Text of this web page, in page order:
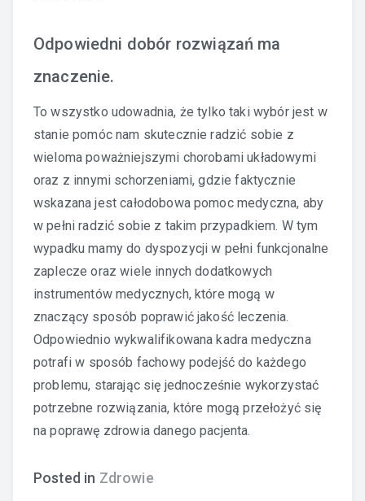
Odpowiedni dobór rozwiązań ma
znaczenie.
To wszystko udowadnia, że tylko taki wybór jest w
stanie pomóc nam skutecznie radzić sobie z
wieloma poważniejszymi chorobami układowymi
oraz z innymi schorzeniami, gdzie faktycznie
wskazana jest całodobowa pomoc medyczna, aby
w pełni radzić sobie z takim przypadkiem. W tym
wypadku mamy do dyspozycji w pełni funkcjonalne
zaplecze oraz wiele innych dodatkowych
instrumentów medycznych, które mogą w
znaczący sposób poprawić jakość leczenia.
Odpowiednio wykwalifikowana kadra medyczna
potrafi w sposób fachowy podejść do każdego
problemu, starając się jednocześnie wykorzystać
potrzebne rozwiązania, które mogą przełożyć się
na poprawę zdrowia danego pacjenta.
Posted in Zdrowie